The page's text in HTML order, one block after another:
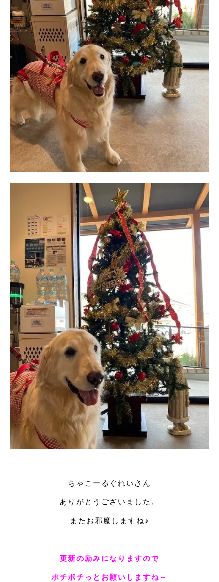
ちゃこーるぐれいさん
ありがとうございました。
またお邪魔しますね♪
更新の励みになりますので
ポチポチっとお願いしますね～